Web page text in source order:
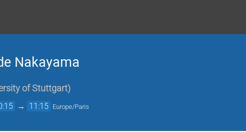
Nakayama
of Stuttgart)
→ 11:15 Europe/Paris